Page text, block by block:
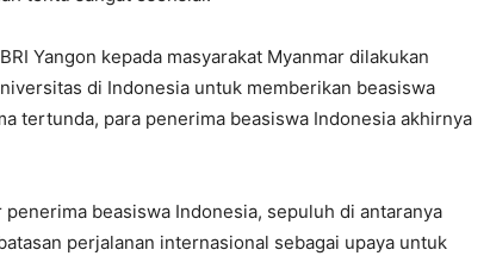
Yangon kepada masyarakat Myanmar dilakukan
di Indonesia untuk memberikan beasiswa
tertunda, para penerima beasiswa Indonesia akhirnya
beasiswa Indonesia, sepuluh di antaranya
perjalanan internasional sebagai upaya untuk